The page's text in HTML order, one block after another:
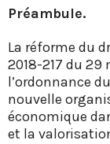
Préambule.
La réforme du
2018-217 du
l’ordonnance
nouvelle
économique
et la